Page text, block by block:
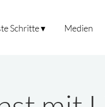
Schritte ▾ Medien